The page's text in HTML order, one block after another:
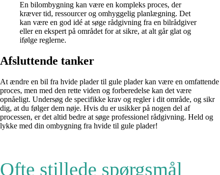
En bilombygning kan være en kompleks proces, der
kræver tid, ressourcer og omhyggelig planlægning. Det
kan være en god idé at søge rådgivning fra en bilrådgiver
eller en ekspert på området for at sikre, at alt går glat og
ifølge reglerne.
Afsluttende tanker
At ændre en bil fra hvide plader til gule plader kan være en omfattende
proces, men med den rette viden og forberedelse kan det være
opnåeligt. Undersøg de specifikke krav og regler i dit område, og sikr
dig, at du følger dem nøje. Hvis du er usikker på nogen del af
processen, er det altid bedre at søge professionel rådgivning. Held og
lykke med din ombygning fra hvide til gule plader!
Ofte stillede spørgsmål